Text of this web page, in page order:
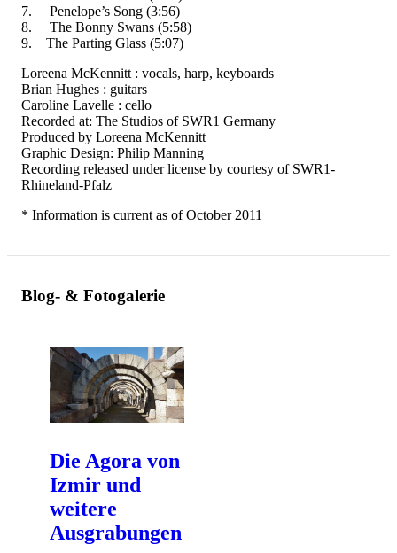
7. Penelope’s Song (3:56)
8. The Bonny Swans (5:58)
9. The Parting Glass (5:07)
Loreena McKennitt : vocals, harp, keyboards
Brian Hughes : guitars
Caroline Lavelle : cello
Recorded at: The Studios of SWR1 Germany
Produced by Loreena McKennitt
Graphic Design: Philip Manning
Recording released under license by courtesy of SWR1-
Rhineland-Pfalz
* Information is current as of October 2011
Blog- & Fotogalerie
Die Agora von
Izmir und
weitere
Ausgrabungen